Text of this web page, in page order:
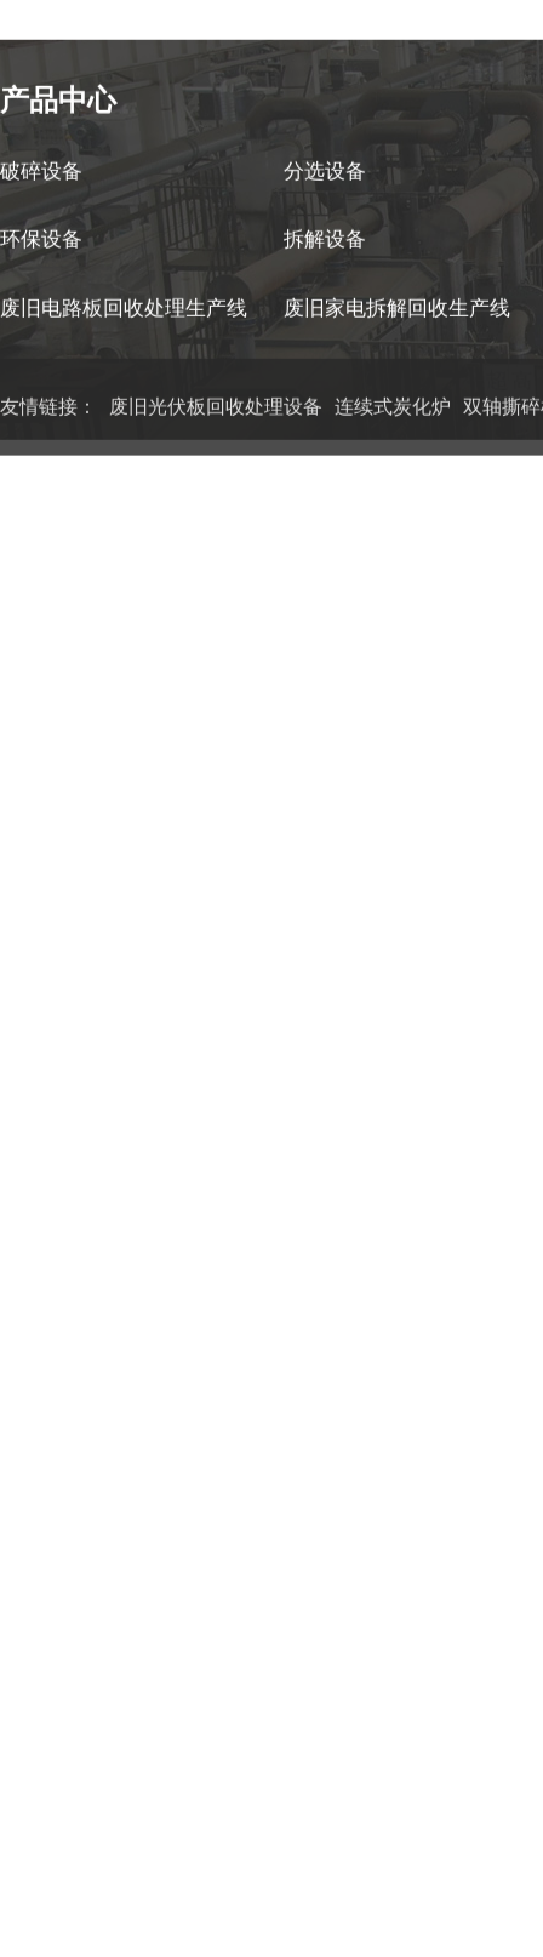
产品中心
破碎设备 分选设备
环保设备 拆解设备
废旧电路板回收处理生产线 废旧家电拆解回收生产线
废旧光伏板回收处理设备 双轴撕